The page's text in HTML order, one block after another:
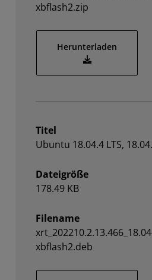
xbflash2.zip
Herunterladen
Titel
Ubuntu 18.04.4 LTS,
Dateigröße
178.49 KB
Filename
xbflash2.deb